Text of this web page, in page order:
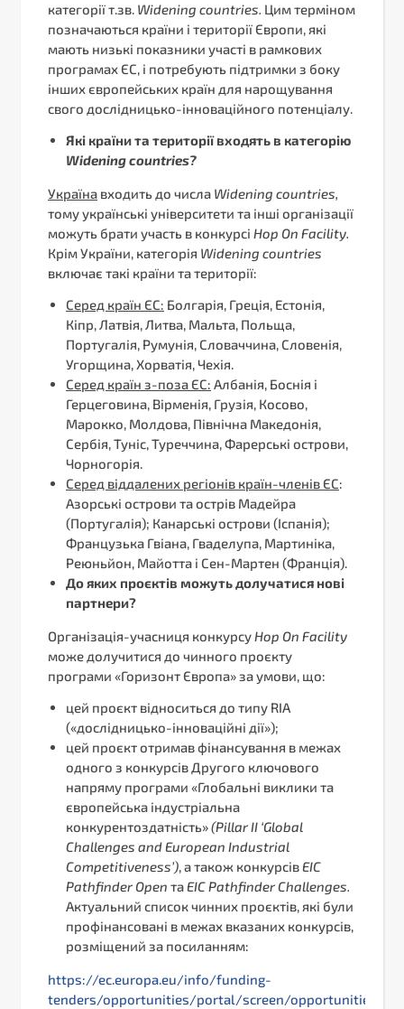
категорії т.зв. Widening countries. Цим терміном
позначаються країни і території Європи, які
мають низькі показники участі в рамкових
програмах ЄС, і потребують підтримки з боку
інших європейських країн для нарощування
свого дослідницько-інноваційного потенціалу.
Які країни та території входять в категорію
Widening countries?
Україна входить до числа Widening countries,
тому українські університети та інші організації
можуть брати участь в конкурсі Hop On Facility.
Крім України, категорія Widening countries
включає такі країни та території:
Серед країн ЄС: Болгарія, Греція, Естонія,
Кіпр, Латвія, Литва, Мальта, Польща,
Португалія, Румунія, Словаччина, Словенія,
Угорщина, Хорватія, Чехія.
Серед країн з-поза ЄС: Албанія, Боснія і
Герцеговина, Вірменія, Грузія, Косово,
Марокко, Молдова, Північна Македонія,
Сербія, Туніс, Туреччина, Фарерські острови,
Чорногорія.
Серед віддалених регіонів країн-членів ЄС:
Азорські острови та острів Мадейра
(Португалія); Канарські острови (Іспанія);
Французька Гвіана, Гваделупа, Мартиніка,
Реюньйон, Майотта і Сен-Мартен (Франція).
До яких проєктів можуть долучатися нові
партнери?
Організація-учасниця конкурсуHop On Facility
може долучитися до чинного проєкту
програми «Горизонт Європа» за умови, що:
цей проєкт відноситься до типу RIA
(«дослідницько-інноваційні дії»);
цей проєкт отримав фінансування в межах
одного з конкурсів Другого ключового
напряму програми «Глобальні виклики та
європейська індустріальна
конкурентоздатність»(PillarII ‘Global
Challenges andEuropean Industrial
Competitiveness’), а також конкурсівEIC
PathfinderOpen таEICPathfinderChallenges.
Актуальний список чинних проєктів, які були
профінансовані в межах вказаних конкурсів,
розміщений за посиланням:
https://ec.europa.eu/info/funding-
tenders/opportunities/portal/screen/opportunities/